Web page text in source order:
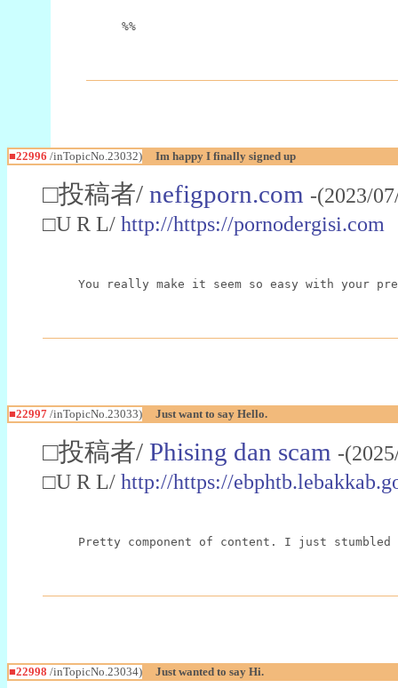
%%
■22996 /inTopicNo.23032) Im happy I finally signed up
□投稿者/ nefigporn.com -(2023/
□U R L/ http://https://pornodergisi.com
You really make it seem so easy with your
■22997 /inTopicNo.23033) Just want to say Hello.
□投稿者/ Phising dan scam -
□U R L/ http://https://
Pretty component of content. I just
■22998 /inTopicNo.23034) Just wanted to say Hi.